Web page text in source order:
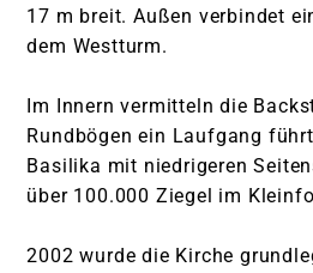
Auferstehungskapelle
17 m breit. Außen verbindet
dem Westturm.
Im Innern vermitteln die
Rundbögen ein Laufgang
Basilika mit niedrigeren
über 100.000 Ziegel im
2002 wurde die Kirche